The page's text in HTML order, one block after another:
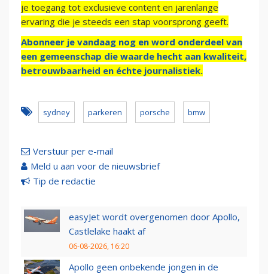
je toegang tot exclusieve content en jarenlange
ervaring die je steeds een stap voorsprong geeft.
Abonneer je vandaag nog en word onderdeel van
een gemeenschap die waarde hecht aan kwaliteit,
betrouwbaarheid en échte journalistiek.
sydney parkeren porsche bmw
Verstuur per e-mail
Meld u aan voor de nieuwsbrief
Tip de redactie
easyJet wordt overgenomen door Apollo,
Castlelake haakt af
06-08-2026, 16:20
Apollo geen onbekende jongen in de